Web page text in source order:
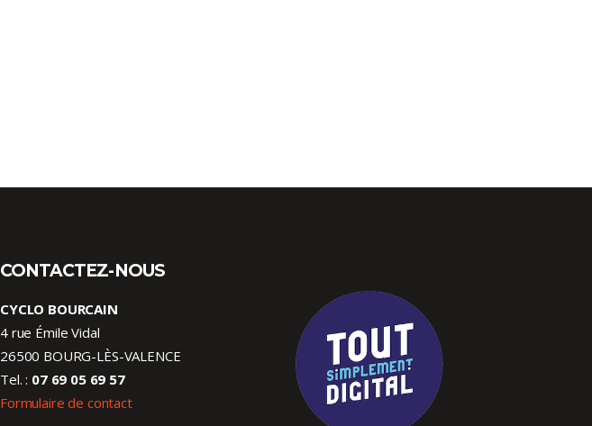
CONTACTEZ-NOUS
CYCLO BOURCAIN
4 rue Émile Vidal
26500 BOURG-LÈS-VALENCE
Tel. : 07 69 05 69 57
Formulaire de contact